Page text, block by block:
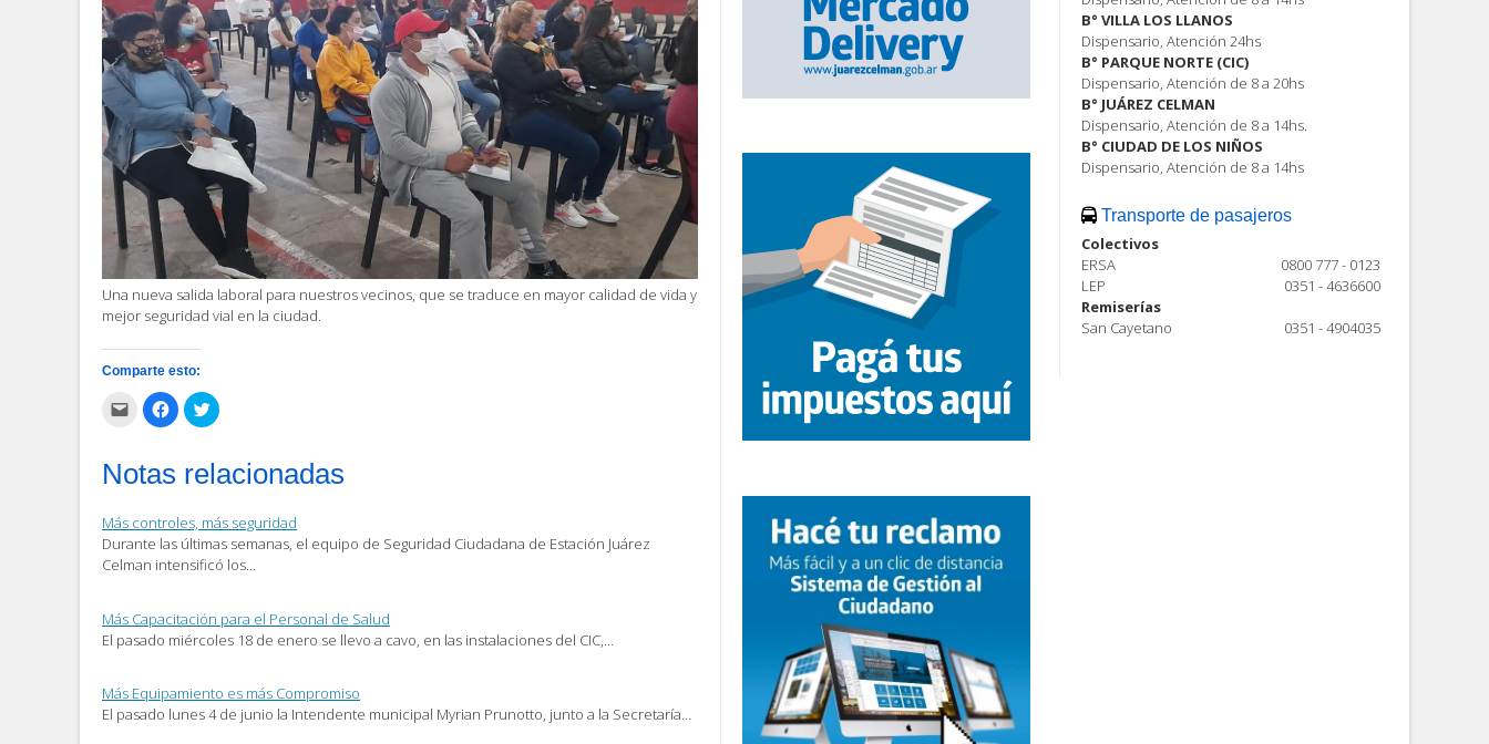
Una nueva salida laboral para nuestros vecinos, que se traduce en mayor calidad de vida y
mejor seguridad vial en la ciudad.
Comparte esto:
Haz
clic
para
correo
electrónico
amigo
(Se
abre
en
Haz
clic
para
Facebook
(Se
una
ventana
nueva)
Haz
clic
en
Twitter
(Se
una
ventana
nueva)
Notas relacionadas
Más controles, más seguridad
Durante las últimas semanas, el equipo de Seguridad Ciudadana de Estación Juárez
Celman intensificó los…
Más Capacitación para el Personal de Salud
El pasado miércoles 18 de enero se llevo a cavo, en las instalaciones del CIC,…
Más Equipamiento es más Compromiso
El pasado lunes 4 de junio la Intendente municipal Myrian Prunotto, junto a la Secretaría…
B° VILLA LOS LLANOS
Dispensario, Atención 24hs
B° PARQUE NORTE (CIC)
Dispensario, Atención de 8 a 20hs
B° JUÁREZ CELMAN
Dispensario, Atención de 8 a 14hs.
B° CIUDAD DE LOS NIÑOS
Dispensario, Atención de 8 a 14hs
Transporte de pasajeros
Colectivos
ERSA
0800 777 - 0123
LEP
0351 - 4636600
Remiserías
San Cayetano
0351 - 4904035